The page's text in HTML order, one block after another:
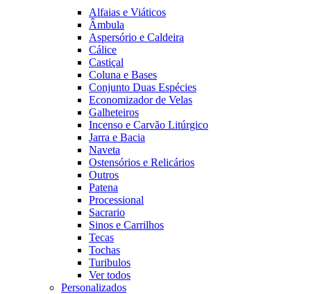
Alfaias e Viáticos
Âmbula
Aspersório e Caldeira
Cálice
Castiçal
Coluna e Bases
Conjunto Duas Espécies
Economizador de Velas
Galheteiros
Incenso e Carvão Litúrgico
Jarra e Bacia
Naveta
Ostensórios e Relicários
Outros
Patena
Processional
Sacrario
Sinos e Carrilhos
Tecas
Tochas
Turibulos
Ver todos
Personalizados